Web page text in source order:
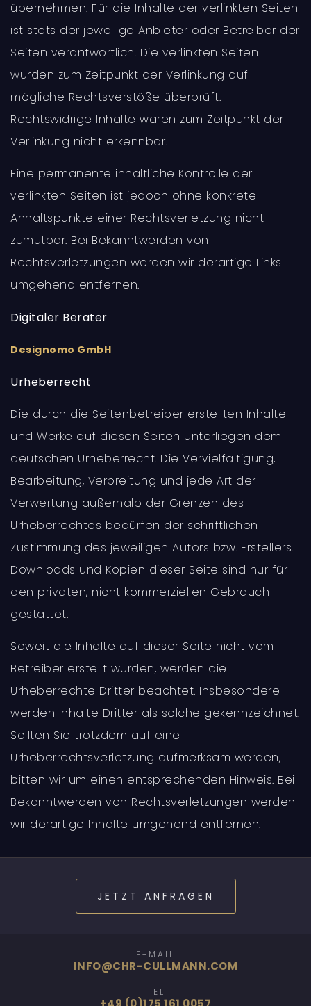
übernehmen. Für die Inhalte der verlinkten Seiten
ist stets der jeweilige Anbieter oder Betreiber der
Seiten verantwortlich. Die verlinkten Seiten
wurden zum Zeitpunkt der Verlinkung auf
mögliche Rechtsverstöße überprüft.
Rechtswidrige Inhalte waren zum Zeitpunkt der
Verlinkung nicht erkennbar.
Eine permanente inhaltliche Kontrolle der
verlinkten Seiten ist jedoch ohne konkrete
Anhaltspunkte einer Rechtsverletzung nicht
zumutbar. Bei Bekanntwerden von
Rechtsverletzungen werden wir derartige Links
umgehend entfernen.
Digitaler Berater
Designomo GmbH
Urheberrecht
Die durch die Seitenbetreiber erstellten Inhalte
und Werke auf diesen Seiten unterliegen dem
deutschen Urheberrecht. Die Vervielfältigung,
Bearbeitung, Verbreitung und jede Art der
Verwertung außerhalb der Grenzen des
Urheberrechtes bedürfen der schriftlichen
Zustimmung des jeweiligen Autors bzw. Erstellers.
Downloads und Kopien dieser Seite sind nur für
den privaten, nicht kommerziellen Gebrauch
gestattet.
Soweit die Inhalte auf dieser Seite nicht vom
Betreiber erstellt wurden, werden die
Urheberrechte Dritter beachtet. Insbesondere
werden Inhalte Dritter als solche gekennzeichnet.
Sollten Sie trotzdem auf eine
Urheberrechtsverletzung aufmerksam werden,
bitten wir um einen entsprechenden Hinweis. Bei
Bekanntwerden von Rechtsverletzungen werden
wir derartige Inhalte umgehend entfernen.
JETZT ANFRAGEN
E-MAIL
INFO@CHR-CULLMANN.COM
TEL